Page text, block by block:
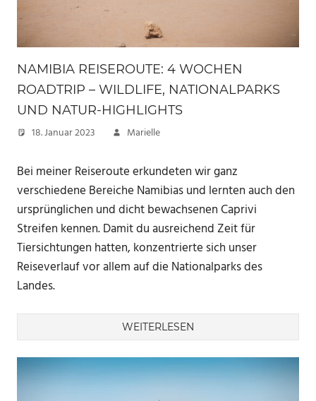
NAMIBIA REISEROUTE: 4 WOCHEN
ROADTRIP – WILDLIFE, NATIONALPARKS
UND NATUR-HIGHLIGHTS
18. Januar 2023 Marielle
Bei meiner Reiseroute erkundeten wir ganz
verschiedene Bereiche Namibias und lernten auch den
ursprünglichen und dicht bewachsenen Caprivi
Streifen kennen. Damit du ausreichend Zeit für
Tiersichtungen hatten, konzentrierte sich unser
Reiseverlauf vor allem auf die Nationalparks des
Landes.
WEITERLESEN